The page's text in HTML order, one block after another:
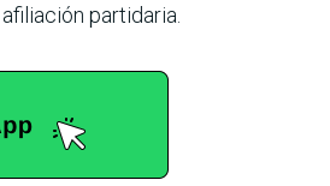
partidaria.